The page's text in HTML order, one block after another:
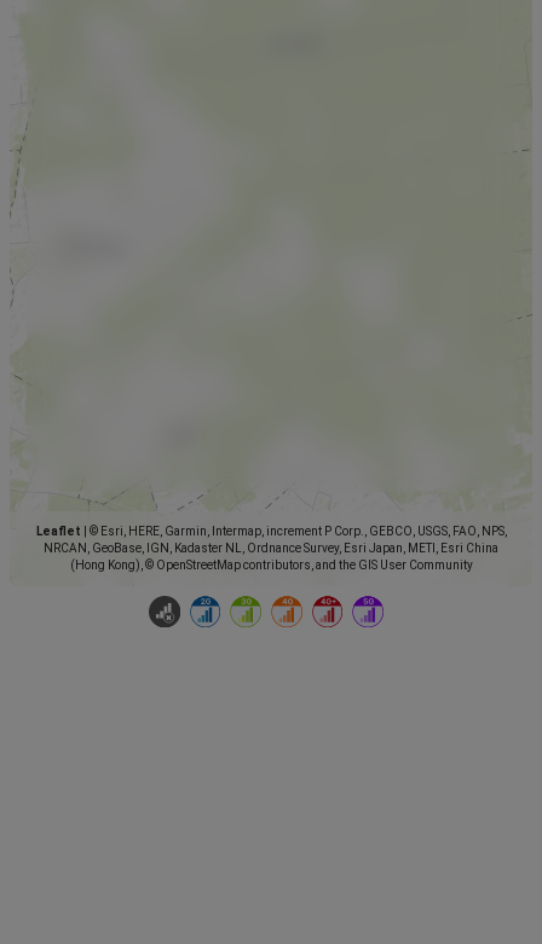
Leaflet
© Esri, HERE, Garmin, Intermap, increment P Corp., GEBCO, USGS, FAO, NPS,
NRCAN, GeoBase, IGN, Kadaster NL, Ordnance Survey, Esri Japan, METI, Esri China
(Hong Kong), © OpenStreetMap contributors, and the GIS User Community